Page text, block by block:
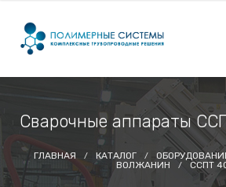
Сварочные аппараты
ГЛАВНАЯ КАТАЛОГ
ВОЛЖАНИН
ССПТ